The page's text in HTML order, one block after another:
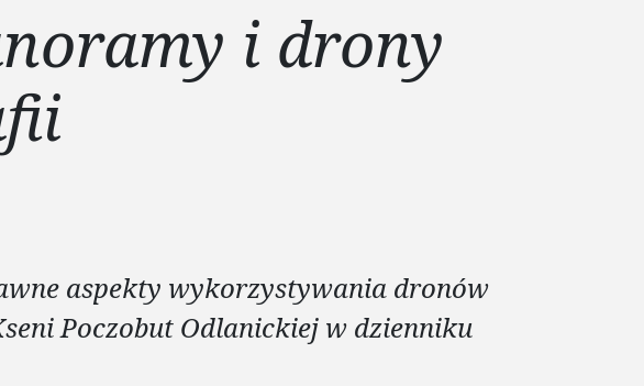
i drony
aspekty wykorzystywania dronów
Poczobut Odlanickiej w dzienniku